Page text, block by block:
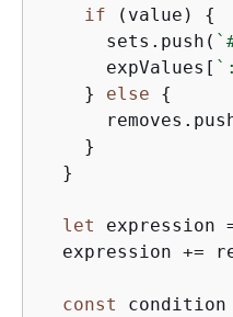
if (value) {
      sets.push(
      expValues[
`:
    }
else
{
    }
  }
let expression
expression +=
const condition